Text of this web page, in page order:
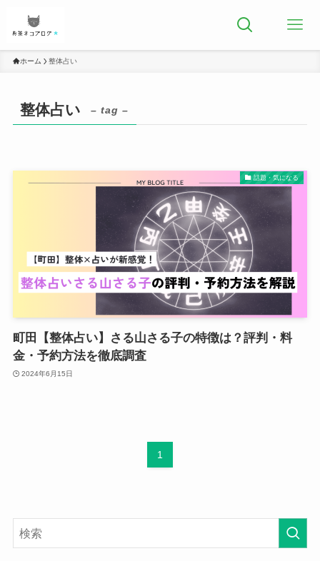
ホーム 整体占い
整体占い – tag –
話題・気になる
町田【整体占い】さる山さる子の特徴は？評判・料
金・予約方法を徹底調査
2024年6月15日
1